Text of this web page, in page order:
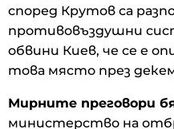
според Крутов са
противовъздушни
обвини Киев, че се е
това място през
Мирните преговори
министерство на